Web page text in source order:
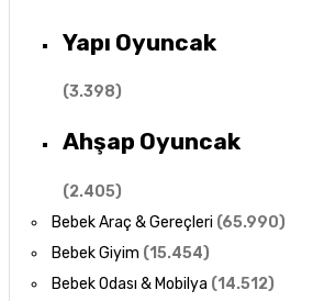
Yapı Oyuncak
(3.398)
Ahşap Oyuncak
(2.405)
Bebek Araç & Gereçleri (65.990)
Bebek Giyim (15.454)
Bebek Odası & Mobilya (14.512)